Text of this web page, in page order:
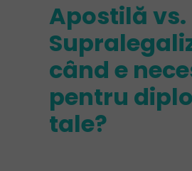
Apostilă vs.
când e
pentru
tale?